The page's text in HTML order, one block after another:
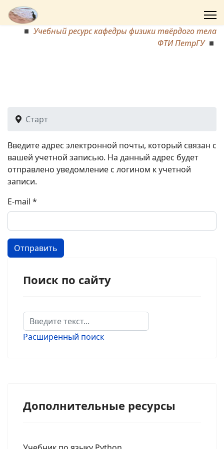
◾ Учебный ресурс кафедры физики твёрдого тела
ФТИ ПетрГУ ◾
Старт
Введите адрес электронной почты, который связан с
вашей учетной записью. На данный адрес будет
отправлено уведомление с логином к учетной
записи.
E-mail *
Отправить
Поиск по сайту
Поиск
Type 2 or more characters for results.
Расширенный поиск
Дополнительные ресурсы